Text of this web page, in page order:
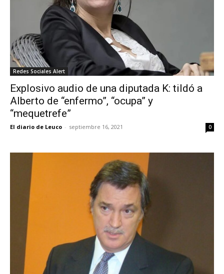
Redes Sociales Alert
Explosivo audio de una diputada K: tildó a
Alberto de “enfermo”, “ocupa” y
“mequetrefe”
El diario de Leuco - septiembre 16, 2021 0